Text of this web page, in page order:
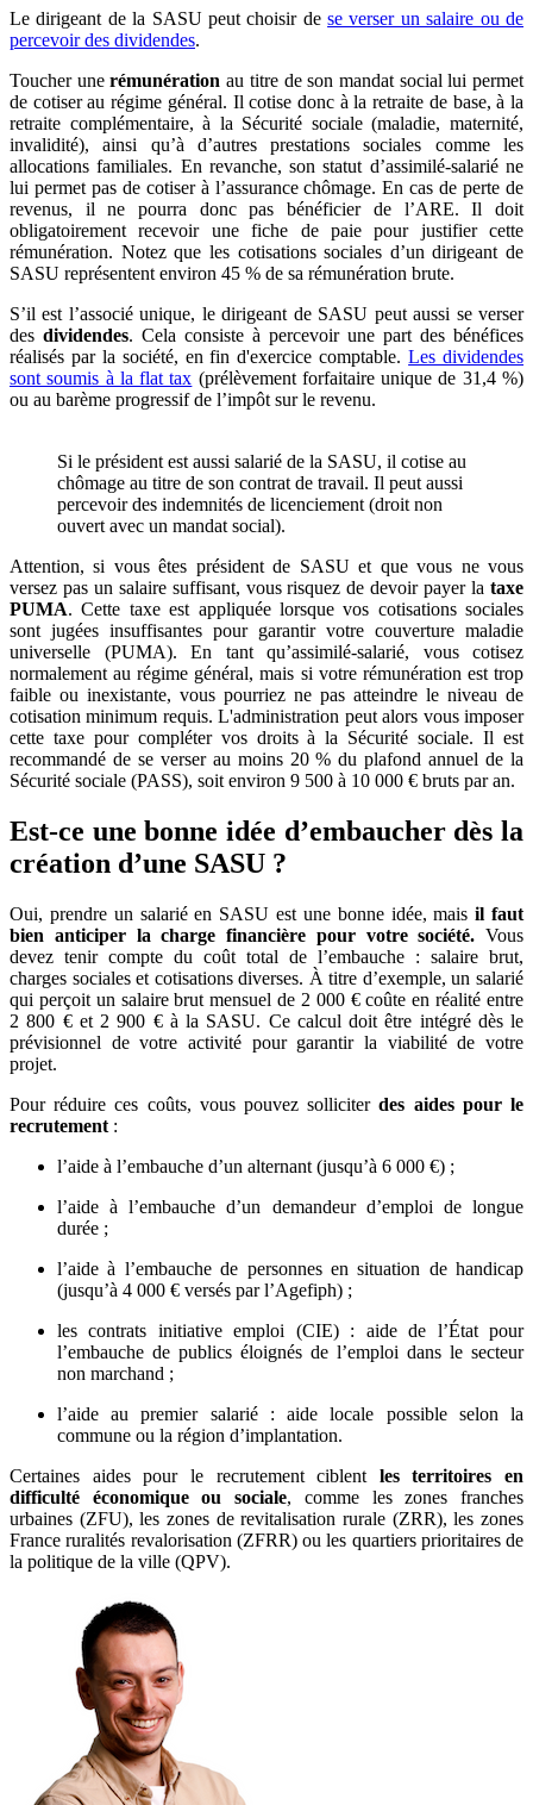
Le dirigeant de la SASU peut choisir dese verser un salaire ou de
percevoir des dividendes.
Toucher unerémunérationau titre de son mandat social lui permet
de cotiser au régime général. Il cotise donc à la retraite de base, à la
retraite complémentaire, à la Sécurité sociale (maladie, maternité,
invalidité), ainsi qu’à d’autres prestations sociales comme les
allocations familiales. En revanche, son statut d’assimilé-salarié ne
lui permet pas de cotiser à l’assurance chômage. En cas de perte de
revenus, il ne pourra donc pas bénéficier de l’ARE. Il doit
obligatoirement recevoir une fiche de paie pour justifier cette
rémunération. Notez que les cotisations sociales d’un dirigeant de
SASU représentent environ 45 % de sa rémunération brute.
S’il est l’associé unique, le dirigeant de SASU peut aussi se verser
des dividendes. Cela consiste à percevoir une part des bénéfices
réalisés par la société, en fin d'exercice comptable.Les dividendes
sont soumis à la flat tax (prélèvement forfaitaire unique de 31,4 %)
ou au barème progressif de l’impôt sur le revenu.
Si le président est aussi salarié de la SASU, il cotise au
chômage au titre de son contrat de travail. Il peut aussi
percevoir des indemnités de licenciement (droit non
ouvert avec un mandat social).
Attention, si vous êtes président de SASU et que vous ne vous
versez pas un salaire suffisant, vous risquez de devoir payer la taxe
PUMA. Cette taxe est appliquée lorsque vos cotisations sociales
sont jugées insuffisantes pour garantir votre couverture maladie
universelle (PUMA). En tant qu’assimilé-salarié, vous cotisez
normalement au régime général, mais si votre rémunération est trop
faible ou inexistante, vous pourriez ne pas atteindre le niveau de
cotisation minimum requis. L'administration peut alors vous imposer
cette taxe pour compléter vos droits à la Sécurité sociale. Il est
recommandé de se verser au moins 20 % du plafond annuel de la
Sécurité sociale (PASS), soit environ 9 500 à 10 000 € bruts par an.
Est-ce une bonne idée d’embaucher dès la
création d’une SASU ?
Oui, prendre un salarié en SASU est une bonne idée, maisil faut
bien anticiper la charge financière pour votre société. Vous
devez tenir compte du coût total de l’embauche : salaire brut,
charges sociales et cotisations diverses. À titre d’exemple, un salarié
qui perçoit un salaire brut mensuel de 2 000 € coûte en réalité entre
2 800 € et 2 900 € à la SASU. Ce calcul doit être intégré dès le
prévisionnel de votre activité pour garantir la viabilité de votre
projet.
Pour réduire ces coûts, vous pouvez solliciterdes aides pour le
recrutement :
l’aide à l’embauche d’un alternant (jusqu’à 6 000 €) ;
l’aide à l’embauche d’un demandeur d’emploi de longue
durée ;
l’aide à l’embauche de personnes en situation de handicap
(jusqu’à 4 000 € versés par l’Agefiph) ;
les contrats initiative emploi (CIE) : aide de l’État pour
l’embauche de publics éloignés de l’emploi dans le secteur
non marchand ;
l’aide au premier salarié : aide locale possible selon la
commune ou la région d’implantation.
Certaines aides pour le recrutement ciblent les territoires en
difficulté économique ou sociale, comme les zones franches
urbaines (ZFU), les zones de revitalisation rurale (ZRR), les zones
France ruralités revalorisation (ZFRR) ou les quartiers prioritaires de
la politique de la ville (QPV).